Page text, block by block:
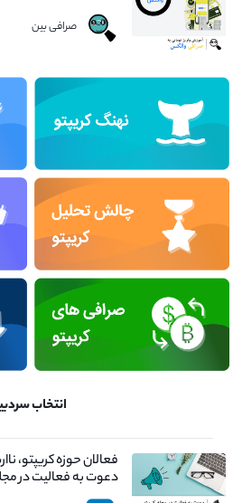
صرافی بین
انتخاب
فعالان حوزه کریپتو،
دعوت به فعالیت در